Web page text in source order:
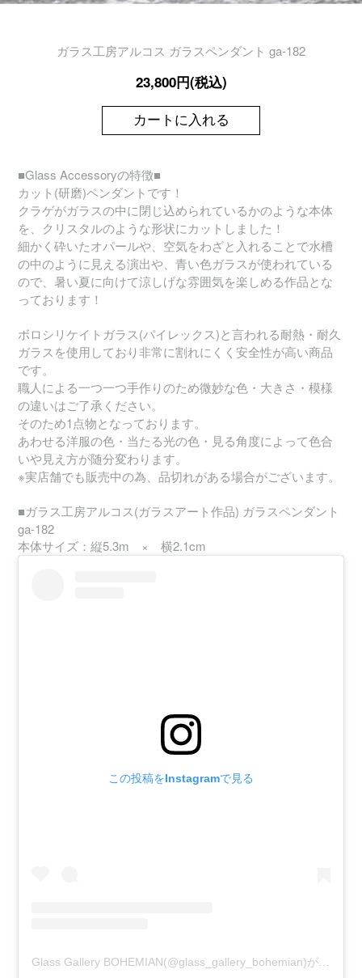
ガラス工房アルコス ガラスペンダント ga-182
23,800円(税込)
カートに入れる
■Glass Accessoryの特徴■
カット(研磨)ペンダントです！
クラゲがガラスの中に閉じ込められているかのような本体
を、クリスタルのような形状にカットしました！
細かく砕いたオパールや、空気をわざと入れることで水槽
の中のように見える演出や、青い色ガラスが使われている
ので、暑い夏に向けて涼しげな雰囲気を楽しめる作品とな
っております！
ボロシリケイトガラス(パイレックス)と言われる耐熱・耐久
ガラスを使用しており非常に割れにくく安全性が高い商品
です。
職人による一つ一つ手作りのため微妙な色・大きさ・模様
の違いはご了承ください。
そのため1点物となっております。
あわせる洋服の色・当たる光の色・見る角度によって色合
いや見え方が随分変わります。
※実店舗でも販売中の為、品切れがある場合がございます。
■ガラス工房アルコス(ガラスアート作品) ガラスペンダント
ga-182
本体サイズ：縦5.3m × 横2.1cm
この投稿をInstagramで見る
Glass Gallery BOHEMIAN(@glass_gallery_bohemian)がシェアした投稿